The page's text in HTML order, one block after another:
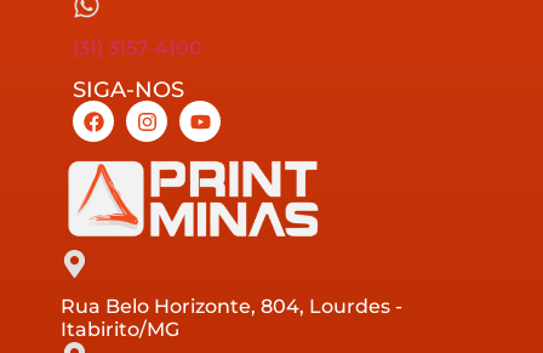
(31) 3157-4100
SIGA-NOS
Rua Belo Horizonte, 804, Lourdes -
Itabirito/MG